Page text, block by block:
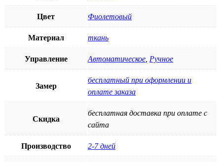
Цвет Фиолетовый
Материал ткань
Управление Автоматическое Ручное
Замер
бесплатный при оформлении и
оплате заказа
Скидка
бесплатная доставка при оплате с
сайта
Производство 2-7 дней